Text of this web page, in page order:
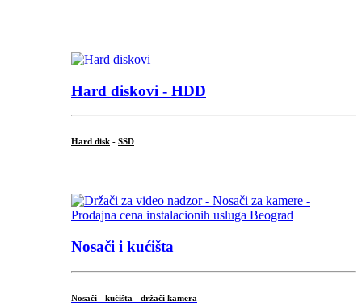
Hard diskovi - HDD
Hard disk - SSD
Nosači i kućišta
Nosači - kućišta - držači kamera